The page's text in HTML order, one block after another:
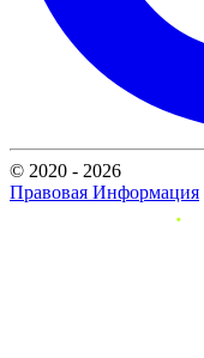
© 2020 - 2026
Правовая Информация